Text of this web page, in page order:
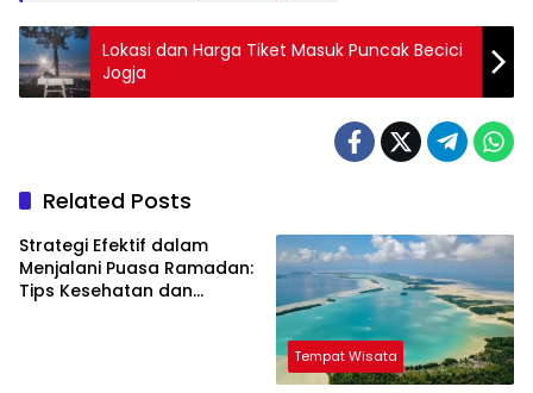
Lokasi dan Harga Tiket Masuk Puncak Becici
Jogja
Related Posts
Strategi Efektif dalam
Menjalani Puasa Ramadan:
Tips Kesehatan dan
Tempat Wisata